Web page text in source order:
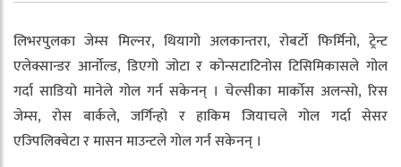
लिभरपुलका जेम्स मिल्नर, थियागो अलकान्तरा, रोबर्टाे फिर्मिनो, ट्रेन्ट
एलेक्सान्डर आर्नाेल्ड, डिएगो जोटा र कोन्सटाटिनोस टिसिमिकासले गोल
गर्दा साडियो मानेले गोल गर्न सकेनन् । चेल्सीका मार्काेस अलन्सो, रिस
जेम्स, रोस बार्कले, जर्गिन्हो र हाकिम जियाचले गोल गर्दा सेसर
एज्पिलिक्वेटा र मासन माउन्टले गोल गर्न सकेनन् ।